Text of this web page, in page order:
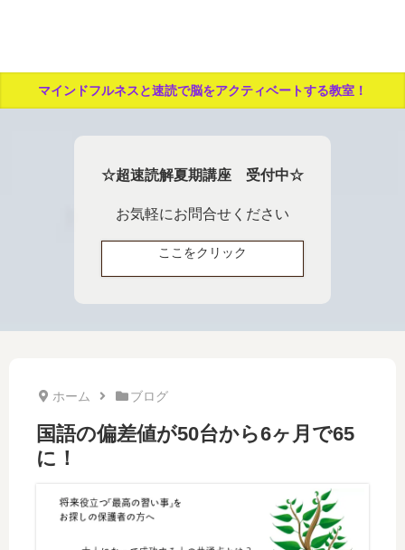
マインドフルネスと速読で脳をアクティベートする教室！
☆超速読解夏期講座 受付中☆
お気軽にお問合せください
ここをクリック
ホーム ブログ
国語の偏差値が50台から6ヶ月で65
に！